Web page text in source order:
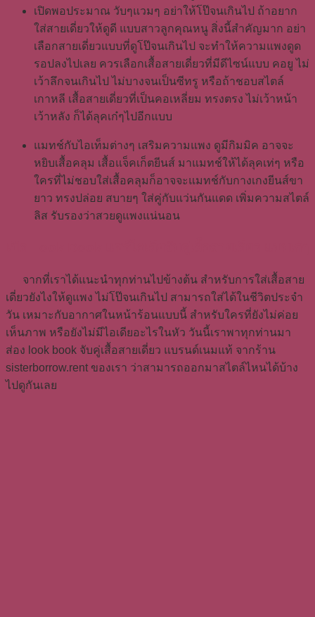
เปิดพอประมาณ วับๆแวมๆ อย่าให้โป๊จนเกินไป ถ้าอยาก
ใส่สายเดี่ยวให้ดูดี แบบสาวลูกคุณหนู สิ่งนี้สำคัญมาก อย่า
เลือกสายเดี่ยวแบบที่ดูโป๊จนเกินไป จะทำให้ความแพงดูด
รอปลงไปเลย ควรเลือกเสื้อสายเดี่ยวที่มีดีไซน์แบบ คอยู ไม่
เว้าลึกจนเกินไป ไม่บางจนเป็นซีทรู หรือถ้าชอบสไตล์
เกาหลี เสื้อสายเดี่ยวที่เป็นคอเหลี่ยม ทรงตรง ไม่เว้าหน้า
เว้าหลัง ก็ได้ลุคเก๋ๆไปอีกแบบ
แมทช์กับไอเท็มต่างๆ เสริมความแพง ดูมีกิมมิค อาจจะ
หยิบเสื้อคลุม เสื้อแจ็คเก็ตยีนส์ มาแมทช์ให้ได้ลุคเท่ๆ หรือ
ใครที่ไม่ชอบใส่เสื้อคลุมก็อาจจะแมทช์กับกางเกงยีนส์ขา
ยาว ทรงปล่อย สบายๆ ใส่คู่กับแว่นกันแดด เพิ่มความสไตล์
ลิส รับรองว่าสวยดูแพงแน่นอน
จากที่เราได้แนะนำทุกท่านไปข้างต้น สำหรับการใส่เสื้อสาย
เดี่ยวยังไงให้ดูแพง ไม่โป๊จนเกินไป สามารถใส่ได้ในชีวิตประจำ
วัน เหมาะกับอากาศในหน้าร้อนแบบนี้ สำหรับใครที่ยังไม่ค่อย
เห็นภาพ หรือยังไม่มีไอเดียอะไรในหัว วันนี้เราพาทุกท่านมา
ส่อง look book จับคู่เสื้อสายเดี่ยว แบรนด์เนมแท้ จากร้าน
sisterborrow.rent ของเรา ว่าสามารถออกมาสไตล์ไหนได้บ้าง
ไปดูกันเลย